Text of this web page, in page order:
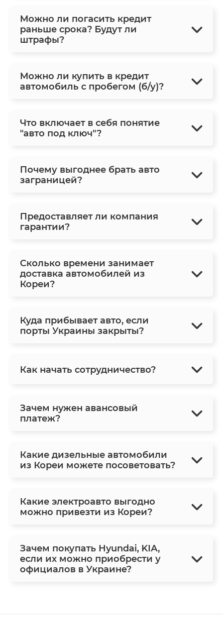
Можно ли погасить кредит
раньше срока? Будут ли
штрафы?
Можно ли купить в кредит
автомобиль с пробегом (б/у)?
Что включает в себя понятие
"авто под ключ"?
Почему выгоднее брать авто
заграницей?
Предоставляет ли компания
гарантии?
Сколько времени занимает
доставка автомобилей из
Кореи?
Куда прибывает авто, если
порты Украины закрыты?
Как начать сотрудничество?
Зачем нужен авансовый
платеж?
Какие дизельные автомобили
из Кореи можете посоветовать?
Какие электроавто выгодно
можно привезти из Кореи?
Зачем покупать Hyundai, KIA,
если их можно приобрести у
официалов в Украине?